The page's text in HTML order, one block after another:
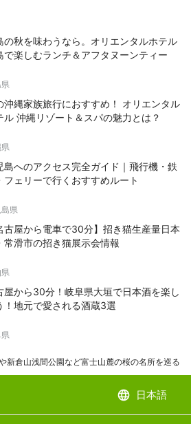
の秋を味わうなら。オリエンタルホテル
で楽しむランチ＆アフタヌーンティー
県
沖縄家族旅行におすすめ！ オリエンタル
ル 沖縄リゾート＆スパの魅力とは？
島へのアクセス完全ガイド｜飛行機・鉄
フェリーで行くおすすめルート
県
古屋から電車で30分】招き猫生産量日本
常滑市の招き猫展示会情報
屋から30分！岐阜県大垣で日本酒を楽し
！地元で愛される酒蔵3選
新倉山浅間公園など富士山麓の桜の名所を巡る
language 日本語